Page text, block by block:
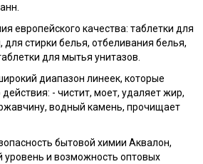
европейского качества: таблетки для
стирки белья, отбеливания белья,
для мытья унитазов.
диапазон линеек, которые
- чистит, моет, удаляет жир,
водный камень, прочищает
бытовой химии Аквалон,
уровень и возможность оптовых